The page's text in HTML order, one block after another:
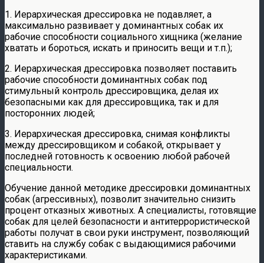
1. Иерархическая дрессировка не подавляет, а
максимально развивает у доминантных собак их
рабочие способности социального хищника (желание
хватать и бороться, искать и приносить вещи и т.п.);
2. Иерархическая дрессировка позволяет поставить
рабочие способности доминантных собак под
стимульный контроль дрессировщика, делая их
безопасными как для дрессировщика, так и для
посторонних людей;
3. Иерархическая дрессировка, снимая конфликты
между дрессировщиком и собакой, открывает у
последней готовность к освоению любой рабочей
специальности.
Обучение данной методике дрессировки доминантных
собак (агрессивных), позволит значительно снизить
процент отказных животных. А специалисты, готовящие
собак для целей безопасности и антитеррористической
работы получат в свои руки инструмент, позволяющий
ставить на службу собак с выдающимися рабочими
характеристиками.